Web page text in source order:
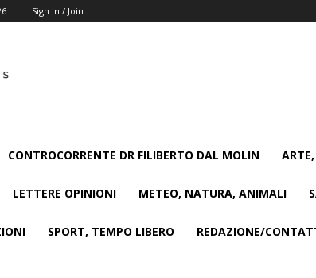
Sign in / Join
CONTROCORRENTE DR FILIBERTO DAL MOLIN
LETTERE OPINIONI METEO, NATURA, ANIMALI
SPORT, TEMPO LIBERO REDAZIONE/